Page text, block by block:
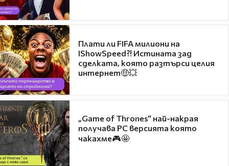
Плати ли FIFA милиони на
IShowSpeed?! Истината зад
сделката, която разтърси целия
интернет🤑💥
„Game of Thrones“ най-накрая
получава PC версията която
чакахме🎮🤩